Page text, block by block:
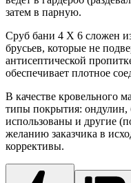
затем в парную.
Сруб бани 4 Х 6 сложен
брусьев, которые не
антисептической
обеспечивает плотное
В качестве кровельного
типы покрытия: ондулин,
использованы и другие
желанию заказчика в
коррективы.